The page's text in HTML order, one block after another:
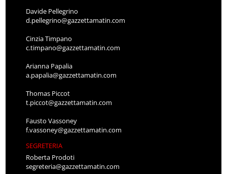
Davide Pellegrino
d.pellegrino@gazzettamatin.com
Cinzia Timpano
c.timpano@gazzettamatin.com
Arianna Papalia
a.papalia@gazzettamatin.com
Thomas Piccot
t.piccot@gazzettamatin.com
Fausto Vassoney
f.vassoney@gazzettamatin.com
SEGRETERIA
Roberta Prodoti
segreteria@gazzettamatin.com